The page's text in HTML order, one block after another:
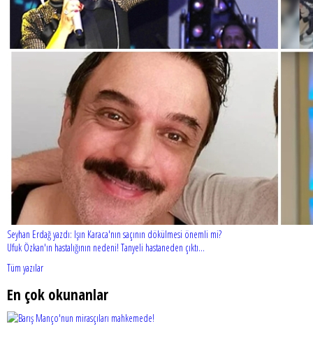
Seyhan Erdağ yazdı: Işın Karaca'nın saçının dökülmesi önemli mi?
Ufuk Özkan'ın hastalığının nedeni! Tanyeli hastaneden çıktı...
Tüm yazılar
En çok okunanlar